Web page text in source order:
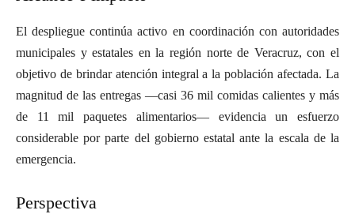
El despliegue continúa activo en coordinación con autoridades
municipales y estatales en la región norte de Veracruz, con el
objetivo de brindar atención integral a la población afectada. La
magnitud de las entregas —casi 36 mil comidas calientes y más
de 11 mil paquetes alimentarios— evidencia un esfuerzo
considerable por parte del gobierno estatal ante la escala de la
emergencia.
Perspectiva